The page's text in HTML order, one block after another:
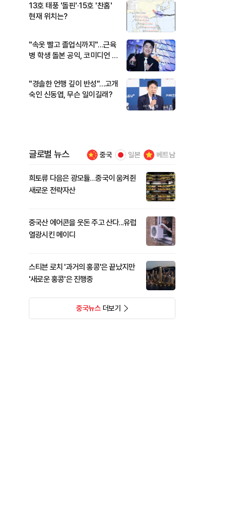
13호 태풍 '돌핀'·15호 '찬홈'
현재 위치는?
"속옷 빨고 졸업식까지"…근육
병 학생 돌본 공익, 코미디언 김
"경솔한 언행 깊이 반성"…고개
숙인 신동엽, 무슨 일이길래?
글로벌 뉴스 중국 일본 베트남
희토류 다음은 광모듈…중국이 움켜쥔
새로운 전략자산
중국산 에어콘을 웃돈 주고 산다...유럽
열광시킨 메이디
스티븐 로치 '과거의 홍콩'은 끝났지만
'새로운 홍콩'은 진행중
중국뉴스더보기